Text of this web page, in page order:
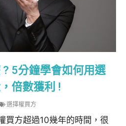
5分鐘學會如何用選
倍數獲利 !
選擇權買方
買方超過10幾年的時間，很